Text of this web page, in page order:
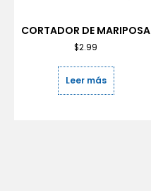
CORTADOR DE MARIPOSA
$2.99
Leer más